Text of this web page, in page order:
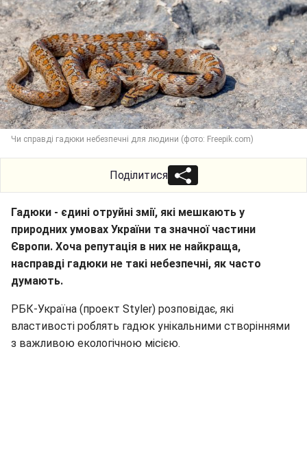
Чи справді гадюки небезпечні для людини (фото: Freepik.com)
Поділитися
Гадюки - єдині отруйні змії, які мешкають у
природних умовах України та значної частини
Європи. Хоча репутація в них не найкраща,
насправді гадюки не такі небезпечні, як часто
думають.
РБК-Україна (проект Styler) розповідає, які
властивості роблять гадюк унікальними створіннями
з важливою екологічною місією.